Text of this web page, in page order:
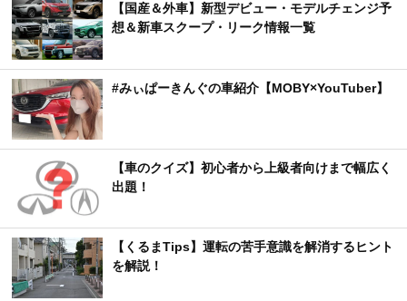
【国産＆外車】新型デビュー・モデルチェンジ予
想＆新車スクープ・リーク情報一覧
#みぃぱーきんぐの車紹介【MOBY×YouTuber】
【車のクイズ】初心者から上級者向けまで幅広く
出題！
【くるまTips】運転の苦手意識を解消するヒント
を解説！